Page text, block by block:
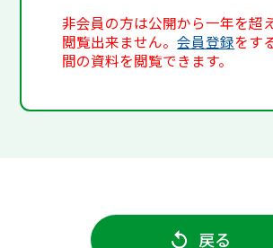
非会員の方は公開から一年を超
閲覧出来ません。会員登録をす
間の資料を閲覧できます。
戻る